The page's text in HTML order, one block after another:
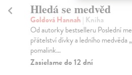
Hledá se medvěd
Goldová Hannah | Kniha
Od autorky bestselleru Poslední
přátelství dívky a ledního medvěda
pomalink...
Zasielame do 12 dní